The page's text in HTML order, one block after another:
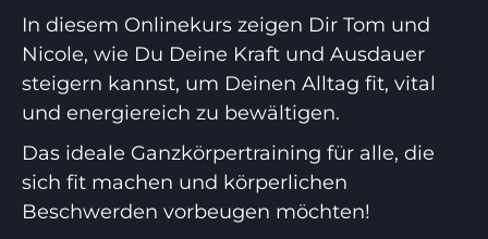
In diesem Onlinekurs zeigen Dir Tom und
Nicole, wie Du Deine Kraft und Ausdauer
steigern kannst, um Deinen Alltag fit, vital
und energiereich zu bewältigen.
Das ideale Ganzkörpertraining für alle, die
sich fit machen und körperlichen
Beschwerden vorbeugen möchten!